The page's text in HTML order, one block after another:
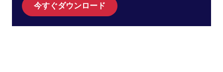
今すぐダウンロード